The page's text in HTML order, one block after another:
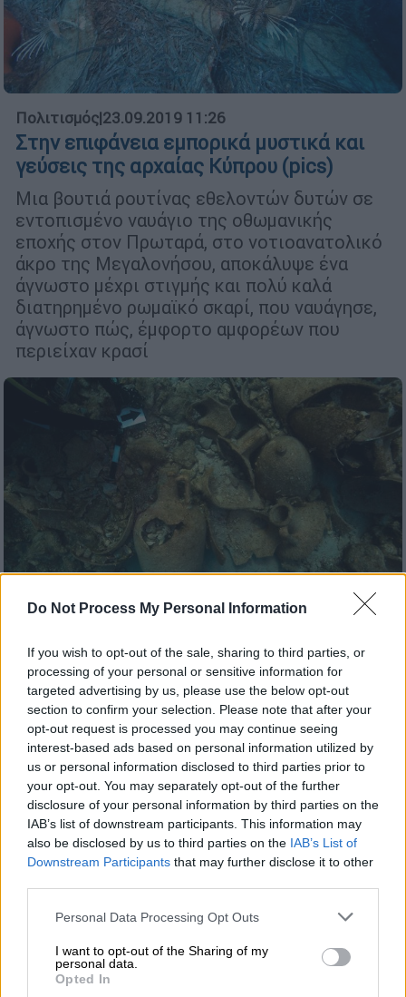
Do Not Process My Personal Information
If you wish to opt-out of the sale, sharing to third parties, or
processing of your personal or sensitive information for
targeted advertising by us, please use the below opt-out
section to confirm your selection. Please note that after your
opt-out request is processed you may continue seeing
interest-based ads based on personal information utilized by
us or personal information disclosed to third parties prior to
your opt-out. You may separately opt-out of the further
disclosure of your personal information by third parties on the
IAB’s list of downstream participants. This information may
also be disclosed by us to third parties on the IAB’s List of
Downstream Participants that may further disclose it to other
Please note that this website/app uses one or more Google
not limited to your visit or usage behaviour. You may click to
grant or deny consent to Google and its third-party tags to
use your data for below specified purposes in below Google
Personal Data Processing Opt Outs
I want to opt-out of the Sharing of my
personal data.
Opted In
Πολιτισμός|23.09.2019 11:26
Στην επιφάνεια εμπορικά μυστικά και
γεύσεις της αρχαίας Κύπρου (pics)
Μια βουτιά ρουτίνας εθελοντών δυτών σε
εντοπισμένο ναυάγιο της οθωμανικής
εποχής στον Πρωταρά, στο νοτιοανατολικό
άκρο της Μεγαλονήσου, αποκάλυψε ένα
άγνωστο μέχρι στιγμής και πολύ καλά
διατηρημένο ρωμαϊκό σκαρί, που ναυάγησε,
άγνωστο πώς, έμφορτο αμφορέων που
περιείχαν κρασί
Ελλάδα|05.08.2019 14:07
Αρχαιολογικός θησαυρός στο Αιγαίο -
Πέντε ναυάγια γεμάτα αμφορείς
(pics=vid)
Βρέθηκε γρανιτένιος στύπος άγκυρας ο
οποίος χρονολογείται πιθανότατα στον 6ο
αιώνα π.Χ.